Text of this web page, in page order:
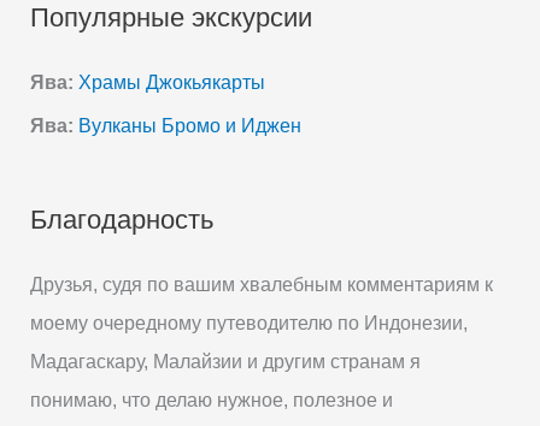
Популярные экскурсии
Ява: Храмы Джокьякарты
Ява: Вулканы Бромо и Иджен
Благодарность
Друзья, судя по вашим хвалебным комментариям к
моему очередному путеводителю по Индонезии,
Мадагаскару, Малайзии и другим странам я
понимаю, что делаю нужное, полезное и